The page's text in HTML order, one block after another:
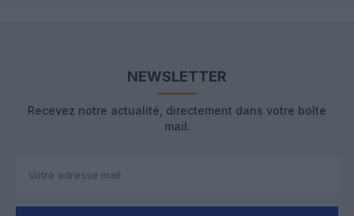
NEWSLETTER
Recevez notre actualité, directement dans votre boîte
mail.